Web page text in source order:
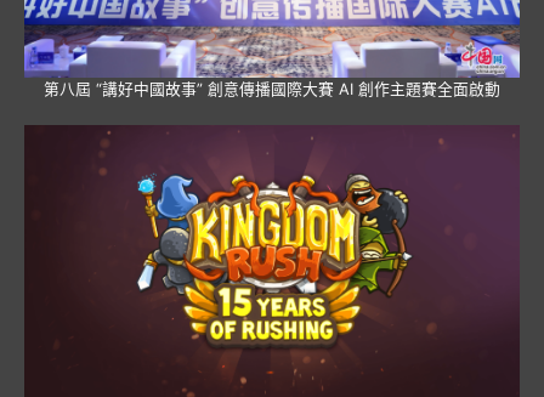
第八屆 “講好中國故事” 創意傳播國際大賽 AI 創作主題賽全面啟動